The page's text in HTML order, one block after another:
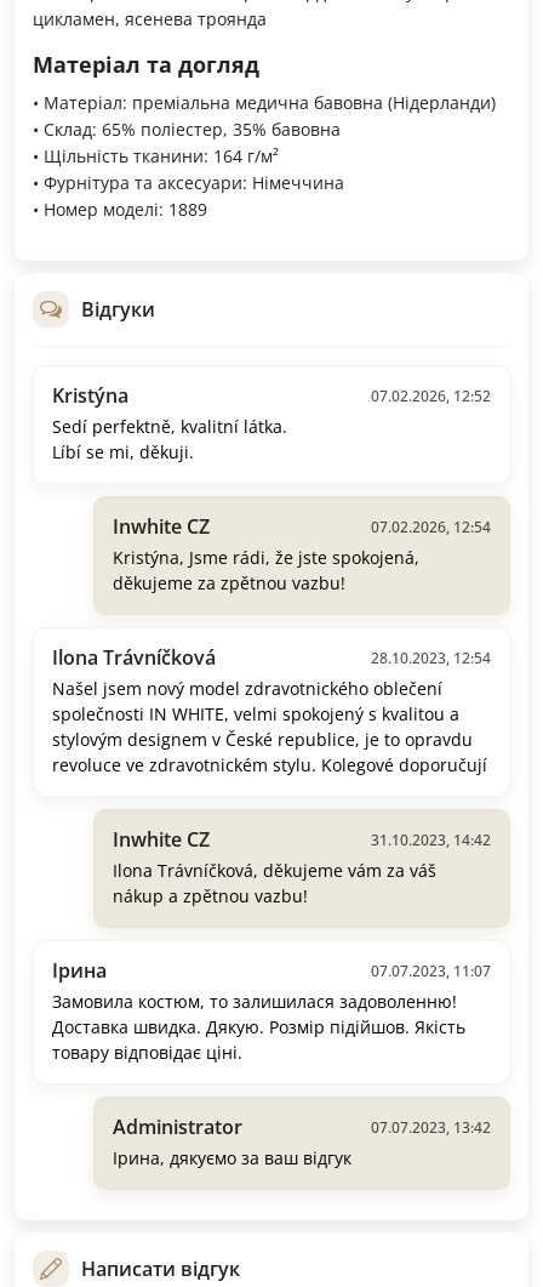
цикламен, ясенева троянда
Матеріал та догляд
• Матеріал: преміальна медична бавовна (Нідерланди)
• Склад: 65% поліестер, 35% бавовна
• Щільність тканини: 164 г/м²
• Фурнітура та аксесуари: Німеччина
• Номер моделі: 1889
Відгуки
Kristýna 07.02.2026, 12:52
Sedí perfektně, kvalitní látka.
Líbí se mi, děkuji.
Inwhite CZ 07.02.2026, 12:54
Kristýna, Jsme rádi, že jste spokojená,
děkujeme za zpětnou vazbu!
Ilona Trávníčková 28.10.2023, 12:54
Našel jsem nový model zdravotnického oblečení
společnosti IN WHITE, velmi spokojený s kvalitou a
stylovým designem v České republice, je to opravdu
revoluce ve zdravotnickém stylu. Kolegové doporučují
Inwhite CZ 31.10.2023, 14:42
Ilona Trávníčková, děkujeme vám za váš
nákup a zpětnou vazbu!
Ірина 07.07.2023, 11:07
Замовила костюм, то залишилася задоволенню!
Доставка швидка. Дякую. Розмір підійшов. Якість
товару відповідає ціні.
Administrator 07.07.2023, 13:42
Ірина, дякуємо за ваш відгук
Написати відгук